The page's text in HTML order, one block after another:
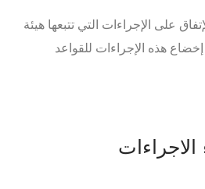
الإتفاق على الإجراءات التي تتبعها هيئة
هذه الإجراءات للقواعد